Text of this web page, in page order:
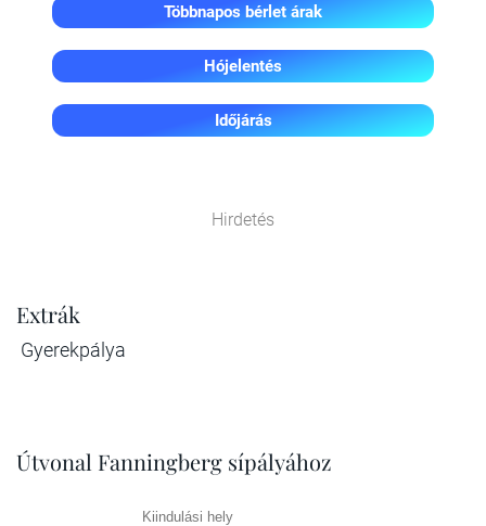
Többnapos bérlet árak
Hójelentés
Időjárás
Hirdetés
Extrák
Gyerekpálya
Útvonal Fanningberg sípályához